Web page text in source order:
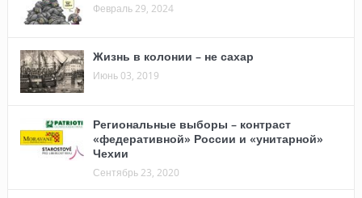
Февраль 29, 2024
Жизнь в колонии – не сахар
Июнь 03, 2019
Региональные выборы – контраст
«федеративной» России и «унитарной»
Чехии
Сентябрь 23, 2020